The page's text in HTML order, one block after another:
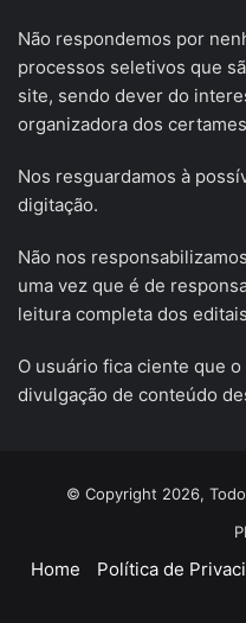
Não respondemos por
processos seletivos que
site, sendo dever do
organizadora dos
Nos resguardamos à
digitação.
Não nos
uma vez que é de
leitura completa dos
O usuário fica ciente que
divulgação de conteúdo
© Copyright 2026,
Home Política de